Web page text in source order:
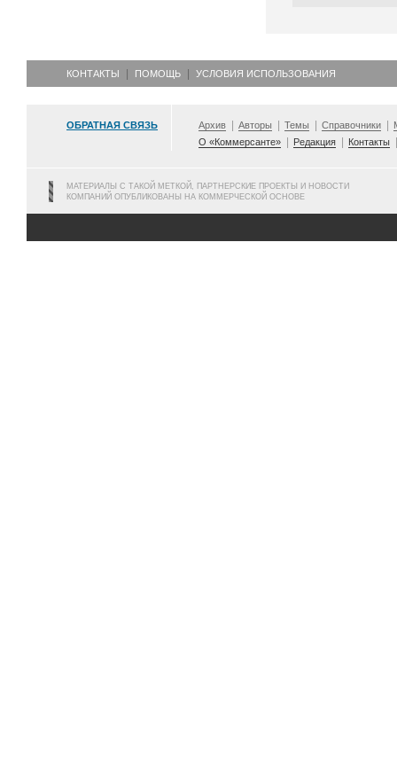
КОНТАКТЫ ПОМОЩЬ УСЛОВИЯ ИСПОЛЬЗОВАНИЯ
ОБРАТНАЯ СВЯЗЬ Архив Авторы Темы Справочники
О «Коммерсанте»
Редакция Контакты
МАТЕРИАЛЫ С ТАКОЙ МЕТКОЙ, ПАРТНЕРСКИЕ ПРОЕКТЫ И НОВОСТИ
КОМПАНИЙ ОПУБЛИКОВАНЫ НА КОММЕРЧЕСКОЙ ОСНОВЕ